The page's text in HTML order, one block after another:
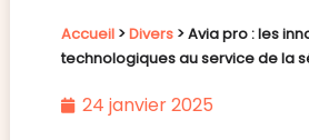
Accueil>Divers>Avia pro : les
technologiques au service de la
24 janvier 2025